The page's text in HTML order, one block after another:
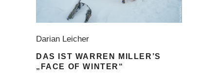
Darian Leicher
DAS IST WARREN MILLER’S
„FACE OF WINTER“